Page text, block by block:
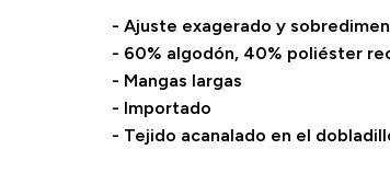
- Ajuste exagerado y
- 60% algodón, 40% poliéster
- Mangas largas
- Importado
- Tejido acanalado en el